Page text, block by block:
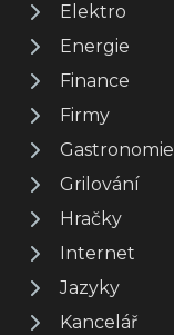
Elektro
Energie
Finance
Firmy
Gastronomie
Grilování
Hračky
Internet
Jazyky
Kancelář